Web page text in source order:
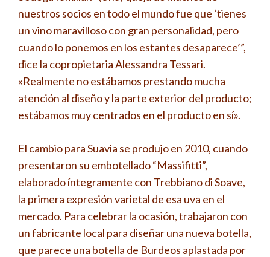
nuestros socios en todo el mundo fue que ‘tienes
un vino maravilloso con gran personalidad, pero
cuando lo ponemos en los estantes desaparece’”,
dice la copropietaria Alessandra Tessari.
«Realmente no estábamos prestando mucha
atención al diseño y la parte exterior del producto;
estábamos muy centrados en el producto en sí».
El cambio para Suavia se produjo en 2010, cuando
presentaron su embotellado “Massifitti”,
elaborado íntegramente con Trebbiano di Soave,
la primera expresión varietal de esa uva en el
mercado. Para celebrar la ocasión, trabajaron con
un fabricante local para diseñar una nueva botella,
que parece una botella de Burdeos aplastada por